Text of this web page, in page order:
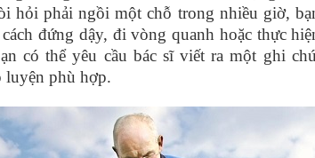
hỏi phải ngồi một chỗ trong nhiều giờ,
đứng dậy, đi vòng quanh hoặc thực
có thể yêu cầu bác sĩ viết ra một ghi
luyện phù hợp.